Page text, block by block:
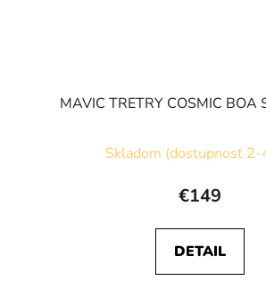
MAVIC TRETRY COSMIC BOA
Skladom (dostupnosť 2-
€149
DETAIL